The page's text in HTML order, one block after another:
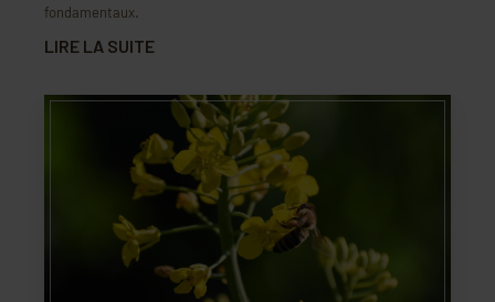
fondamentaux.
LIRE LA SUITE